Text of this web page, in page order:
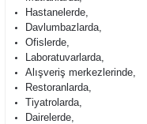
Hastanelerde,
Davlumbazlarda,
Ofislerde,
Laboratuvarlarda,
Alışveriş merkezlerinde,
Restoranlarda,
Tiyatrolarda,
Dairelerde,